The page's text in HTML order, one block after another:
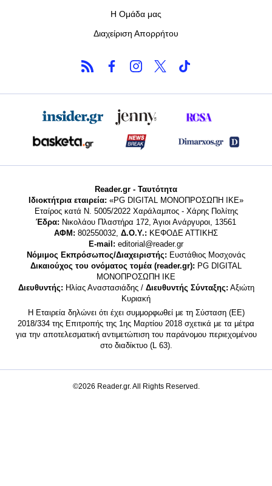
Η Ομάδα μας
Διαχείριση Απορρήτου
Reader.gr - Ταυτότητα
Ιδιοκτήτρια εταιρεία: «PG DIGITAL MONΟΠΡΟΣΩΠΗ ΙΚΕ»
Εταίρος κατά Ν. 5005/2022 Χαράλαμπος - Χάρης Πολίτης
Έδρα: Νικολάου Πλαστήρα 172, Άγιοι Ανάργυροι, 13561
ΑΦΜ: 802550032, Δ.Ο.Υ.: ΚΕΦΟΔΕ ΑΤΤΙΚΗΣ
E-mail: editorial@reader.gr
Νόμιμος Εκπρόσωπος/Διαχειριστής: Ευστάθιος Μοσχονάς
Δικαιούχος του ονόματος τομέα (reader.gr): PG DIGITAL
MONΟΠΡΟΣΩΠΗ ΙΚΕ
Διευθυντής: Ηλίας Αναστασιάδης / Διευθυντής Σύνταξης: Αξιώτη
Κυριακή
Η Εταιρεία δηλώνει ότι έχει συμμορφωθεί με τη Σύσταση (ΕΕ)
2018/334 της Επιτροπής της 1ης Μαρτίου 2018 σχετικά με τα μέτρα
για την αποτελεσματική αντιμετώπιση του παράνομου περιεχομένου
στο διαδίκτυο (L 63).
©2026 Reader.gr. All Rights Reserved.